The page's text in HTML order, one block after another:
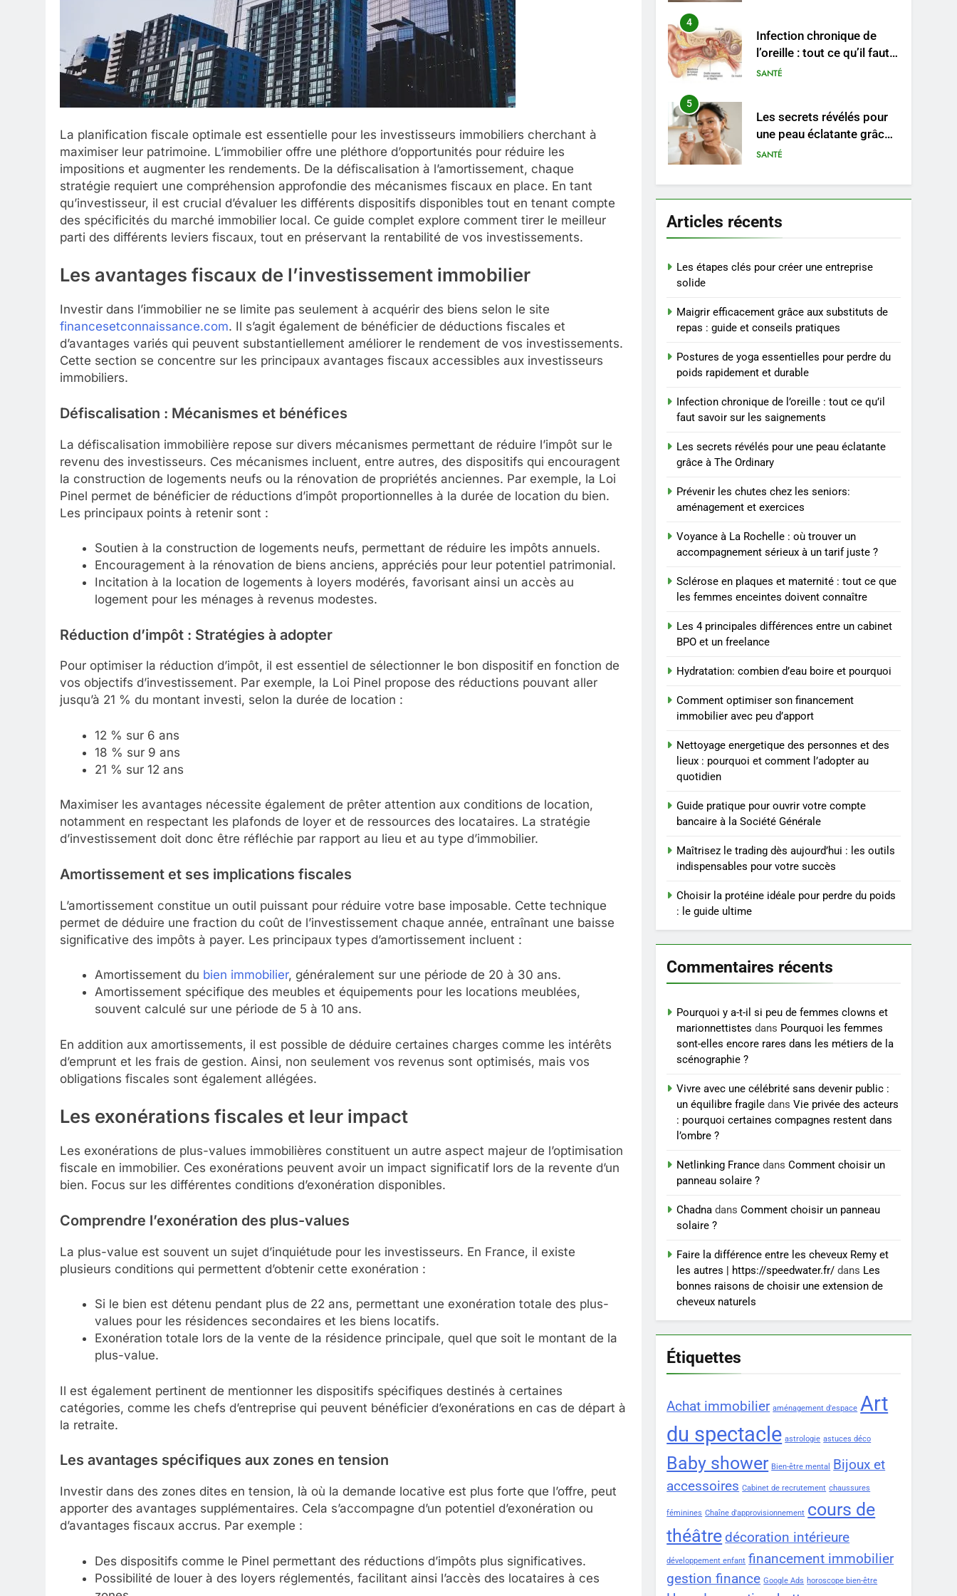
La planification fiscale optimale est essentielle pour les investisseurs immobiliers cherchant à
maximiser leur patrimoine. L’immobilier offre une pléthore d’opportunités pour réduire les
impositions et augmenter les rendements. De la défiscalisation à l’amortissement, chaque
stratégie requiert une compréhension approfondie des mécanismes fiscaux en place. En tant
qu’investisseur, il est crucial d’évaluer les différents dispositifs disponibles tout en tenant compte
des spécificités du marché immobilier local. Ce guide complet explore comment tirer le meilleur
parti des différents leviers fiscaux, tout en préservant la rentabilité de vos investissements.
Les avantages fiscaux de l’investissement immobilier
Investir dans l’immobilier ne se limite pas seulement à acquérir des biens selon le site
financesetconnaissance.com. Il s’agit également de bénéficier de déductions fiscales et
d’avantages variés qui peuvent substantiellement améliorer le rendement de vos investissements.
Cette section se concentre sur les principaux avantages fiscaux accessibles aux investisseurs
immobiliers.
Défiscalisation : Mécanismes et bénéfices
La défiscalisation immobilière repose sur divers mécanismes permettant de réduire l’impôt sur le
revenu des investisseurs. Ces mécanismes incluent, entre autres, des dispositifs qui encouragent
la construction de logements neufs ou la rénovation de propriétés anciennes. Par exemple, la Loi
Pinel permet de bénéficier de réductions d’impôt proportionnelles à la durée de location du bien.
Les principaux points à retenir sont :
Soutien à la construction de logements neufs, permettant de réduire les impôts annuels.
Encouragement à la rénovation de biens anciens, appréciés pour leur potentiel patrimonial.
Incitation à la location de logements à loyers modérés, favorisant ainsi un accès au
logement pour les ménages à revenus modestes.
Réduction d’impôt : Stratégies à adopter
Pour optimiser la réduction d’impôt, il est essentiel de sélectionner le bon dispositif en fonction de
vos objectifs d’investissement. Par exemple, la Loi Pinel propose des réductions pouvant aller
jusqu’à 21 % du montant investi, selon la durée de location :
12 % sur 6 ans
18 % sur 9 ans
21 % sur 12 ans
Maximiser les avantages nécessite également de prêter attention aux conditions de location,
notamment en respectant les plafonds de loyer et de ressources des locataires. La stratégie
d’investissement doit donc être réfléchie par rapport au lieu et au type d’immobilier.
Amortissement et ses implications fiscales
L’amortissement constitue un outil puissant pour réduire votre base imposable. Cette technique
permet de déduire une fraction du coût de l’investissement chaque année, entraînant une baisse
significative des impôts à payer. Les principaux types d’amortissement incluent :
Amortissement du bien immobilier, généralement sur une période de 20 à 30 ans.
Amortissement spécifique des meubles et équipements pour les locations meublées,
souvent calculé sur une période de 5 à 10 ans.
En addition aux amortissements, il est possible de déduire certaines charges comme les intérêts
d’emprunt et les frais de gestion. Ainsi, non seulement vos revenus sont optimisés, mais vos
obligations fiscales sont également allégées.
Les exonérations fiscales et leur impact
Les exonérations de plus-values immobilières constituent un autre aspect majeur de l’optimisation
fiscale en immobilier. Ces exonérations peuvent avoir un impact significatif lors de la revente d’un
bien. Focus sur les différentes conditions d’exonération disponibles.
Comprendre l’exonération des plus-values
La plus-value est souvent un sujet d’inquiétude pour les investisseurs. En France, il existe
plusieurs conditions qui permettent d’obtenir cette exonération :
Si le bien est détenu pendant plus de 22 ans, permettant une exonération totale des plus-
values pour les résidences secondaires et les biens locatifs.
Exonération totale lors de la vente de la résidence principale, quel que soit le montant de la
plus-value.
Il est également pertinent de mentionner les dispositifs spécifiques destinés à certaines
catégories, comme les chefs d’entreprise qui peuvent bénéficier d’exonérations en cas de départ à
la retraite.
Les avantages spécifiques aux zones en tension
Investir dans des zones dites en tension, là où la demande locative est plus forte que l’offre, peut
apporter des avantages supplémentaires. Cela s’accompagne d’un potentiel d’exonération ou
d’avantages fiscaux accrus. Par exemple :
Des dispositifs comme le Pinel permettant des réductions d’impôts plus significatives.
Possibilité de louer à des loyers réglementés, facilitant ainsi l’accès des locataires à ces
4
Infection chronique de
l’oreille : tout ce qu’il faut
savoir sur les
SANTÉ
5
Les secrets révélés pour
une peau éclatante grâce
à The Ordinary
SANTÉ
6
Prévenir les chutes chez
les seniors: aménagement
BIEN ÊTRE
7
accompagnement sérieux
à un tarif juste ?
BIEN ÊTRE
Sclérose en plaques et
maternité : tout ce que les
femmes enceintes doivent
connaître
SANTÉ
Les étapes clés pour créer
une entreprise solide
2
grâce aux substituts de
repas : guide et conseils
Postures de yoga
essentielles pour perdre
du poids rapidement et
BIEN ÊTRE
4
l’oreille : tout ce qu’il faut
savoir sur les
SANTÉ
Les secrets révélés pour
à The Ordinary
SANTÉ
Prévenir les chutes chez
les seniors: aménagement
7
Voyance à La Rochelle : où
trouver un
accompagnement sérieux
à un tarif juste ?
BIEN ÊTRE
Sclérose en plaques et
maternité : tout ce que les
femmes enceintes doivent
SANTÉ
Articles récents
Les étapes clés pour créer une entreprise
solide
Maigrir efficacement grâce aux substituts de
repas : guide et conseils pratiques
Postures de yoga essentielles pour perdre du
poids rapidement et durable
Infection chronique de l’oreille : tout ce qu’il
faut savoir sur les saignements
Les secrets révélés pour une peau éclatante
grâce à The Ordinary
Prévenir les chutes chez les seniors:
aménagement et exercices
Voyance à La Rochelle : où trouver un
accompagnement sérieux à un tarif juste ?
Sclérose en plaques et maternité : tout ce que
les femmes enceintes doivent connaître
Les 4 principales différences entre un cabinet
BPO et un freelance
Hydratation: combien d’eau boire et pourquoi
Comment optimiser son financement
immobilier avec peu d’apport
Nettoyage energetique des personnes et des
lieux : pourquoi et comment l’adopter au
quotidien
Guide pratique pour ouvrir votre compte
bancaire à la Société Générale
Maîtrisez le trading dès aujourd’hui : les outils
indispensables pour votre succès
Choisir la protéine idéale pour perdre du poids
: le guide ultime
Commentaires récents
Pourquoi y a-t-il si peu de femmes clowns et
marionnettistes dans Pourquoi les femmes
sont-elles encore rares dans les métiers de la
scénographie ?
Vivre avec une célébrité sans devenir public :
un équilibre fragile dansVie privée des acteurs
: pourquoi certaines compagnes restent dans
l’ombre ?
Netlinking France dansComment choisir un
panneau solaire ?
Chadna dansComment choisir un panneau
solaire ?
Faire la différence entre les cheveux Remy et
les autres | https://speedwater.fr/ dans Les
bonnes raisons de choisir une extension de
cheveux naturels
Étiquettes
Achat immobilier aménagement d'espace Art
du spectacle astrologie astuces déco
Baby shower Bien-être mental
Bijoux et
accessoires Cabinet de recrutement chaussures
féminines Chaîne d'approvisionnement cours de
théâtre décoration intérieure
développement enfant financement immobilier
gestion finance Google Ads horoscope bien-être